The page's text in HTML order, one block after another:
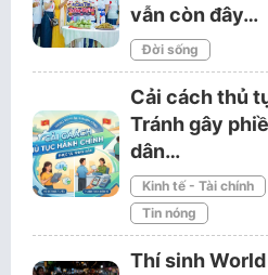
vẫn còn đây…
Đời sống
Cải cách thủ
Tránh gây
dân…
Kinh tế - Tài chính
Tin nóng
Thí sinh